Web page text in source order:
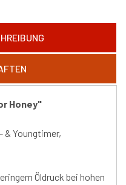
Honey"
& Youngtimer,
Öldruck bei hohen